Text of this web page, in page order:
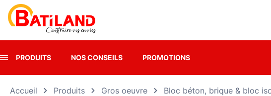
PRODUITS NOS CONSEILS PROMOTIONS
Accueil Produits Gros oeuvre Bloc béton, brique & bloc
Panneau de gestion des cookies